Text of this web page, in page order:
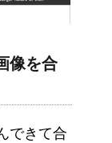
像を合
できて合